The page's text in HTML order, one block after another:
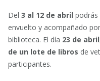
Del 3 al 12 de abril podrás
envuelto y acompañado
biblioteca. El día 23 de abril
de un lote de libros de
participantes.